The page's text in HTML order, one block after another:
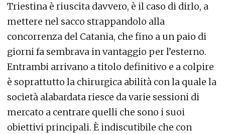
Triestina è riuscita davvero, è il caso di dirlo, a
mettere nel sacco strappandolo alla
concorrenza del Catania, che fino a un paio di
giorni fa sembrava in vantaggio per l’esterno.
Entrambi arrivano a titolo definitivo e a colpire
è soprattutto la chirurgica abilità con la quale la
società alabardata riesce da varie sessioni di
mercato a centrare quelli che sono i suoi
obiettivi principali. È indiscutibile che con